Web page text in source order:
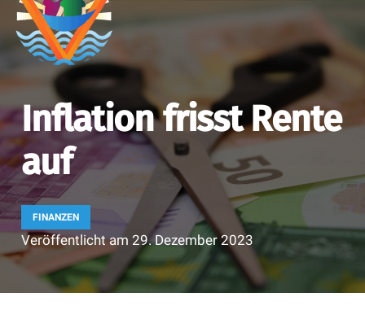
Inflation frisst Rente
auf
FINANZEN
Veröffentlicht am 29. Dezember 2023